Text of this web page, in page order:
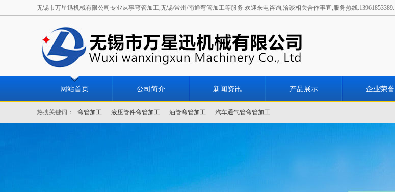
无锡市万星迅机械有限公司专业从事弯管加工,无锡/常州/南通弯管加工等服务.欢迎来电咨询,洽谈相关合作事宜,服务热线:13961853389.
网站首页 公司简介 新闻资讯 产品展示 企业荣誉
热搜关键词： 弯管加工 液压管件弯管加工 油管弯管加工 汽车通气管弯管加工